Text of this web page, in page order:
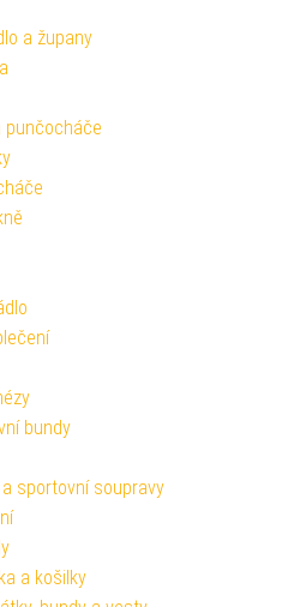
a župany
punčocháče
bundy
sportovní soupravy
a košilky